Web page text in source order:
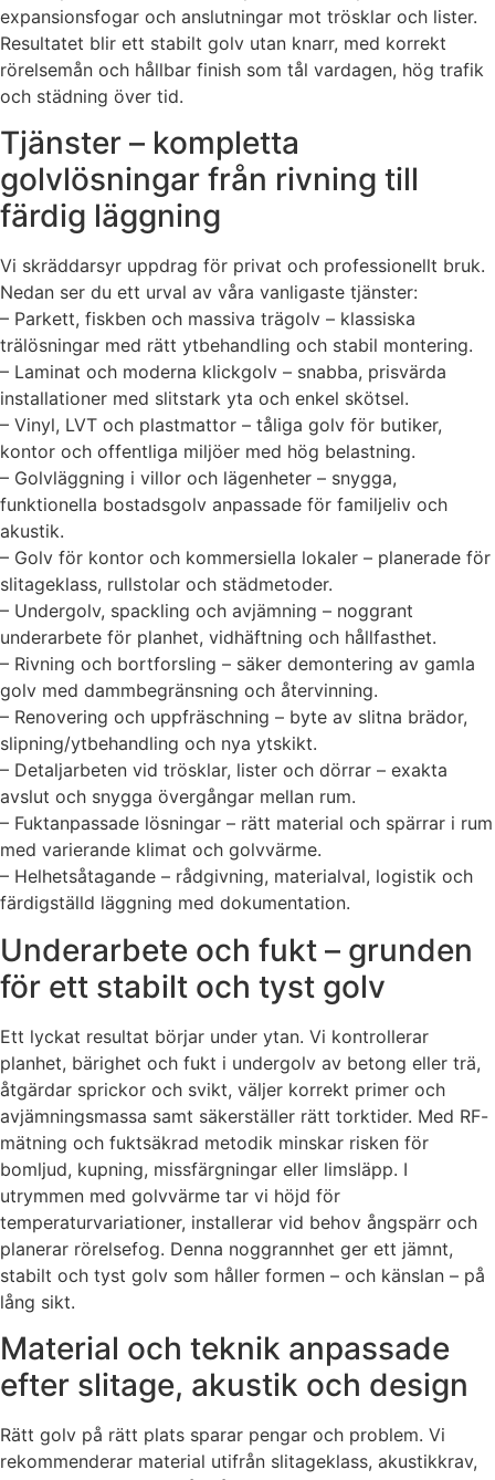
expansionsfogar och anslutningar mot trösklar och lister.
Resultatet blir ett stabilt golv utan knarr, med korrekt
rörelsemån och hållbar finish som tål vardagen, hög trafik
och städning över tid.
Tjänster – kompletta
golvlösningar från rivning till
färdig läggning
Vi skräddarsyr uppdrag för privat och professionellt bruk.
Nedan ser du ett urval av våra vanligaste tjänster:
– Parkett, fiskben och massiva trägolv – klassiska
trälösningar med rätt ytbehandling och stabil montering.
– Laminat och moderna klickgolv – snabba, prisvärda
installationer med slitstark yta och enkel skötsel.
– Vinyl, LVT och plastmattor – tåliga golv för butiker,
kontor och offentliga miljöer med hög belastning.
– Golvläggning i villor och lägenheter – snygga,
funktionella bostadsgolv anpassade för familjeliv och
akustik.
– Golv för kontor och kommersiella lokaler – planerade för
slitageklass, rullstolar och städmetoder.
– Undergolv, spackling och avjämning – noggrant
underarbete för planhet, vidhäftning och hållfasthet.
– Rivning och bortforsling – säker demontering av gamla
golv med dammbegränsning och återvinning.
– Renovering och uppfräschning – byte av slitna brädor,
slipning/ytbehandling och nya ytskikt.
– Detaljarbeten vid trösklar, lister och dörrar – exakta
avslut och snygga övergångar mellan rum.
– Fuktanpassade lösningar – rätt material och spärrar i rum
med varierande klimat och golvvärme.
– Helhetsåtagande – rådgivning, materialval, logistik och
färdigställd läggning med dokumentation.
Underarbete och fukt – grunden
för ett stabilt och tyst golv
Ett lyckat resultat börjar under ytan. Vi kontrollerar
planhet, bärighet och fukt i undergolv av betong eller trä,
åtgärdar sprickor och svikt, väljer korrekt primer och
avjämningsmassa samt säkerställer rätt torktider. Med RF-
mätning och fuktsäkrad metodik minskar risken för
bomljud, kupning, missfärgningar eller limsläpp. I
utrymmen med golvvärme tar vi höjd för
temperaturvariationer, installerar vid behov ångspärr och
planerar rörelsefog. Denna noggrannhet ger ett jämnt,
stabilt och tyst golv som håller formen – och känslan – på
lång sikt.
Material och teknik anpassade
efter slitage, akustik och design
Rätt golv på rätt plats sparar pengar och problem. Vi
rekommenderar material utifrån slitageklass, akustikkrav,